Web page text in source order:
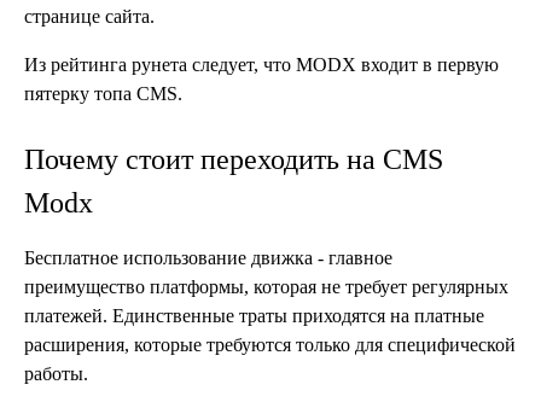
странице сайта.
Из рейтинга рунета следует, что MODX входит в первую
пятерку топа CMS.
Почему стоит переходить на CMS
Modx
Бесплатное использование движка - главное
преимущество платформы, которая не требует регулярных
платежей. Единственные траты приходятся на платные
расширения, которые требуются только для специфической
работы.